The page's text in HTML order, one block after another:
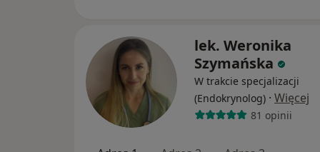
lek. Weronika
Szymańska
W trakcie specjalizacji
(Endokrynolog) · Więcej
81 opinii